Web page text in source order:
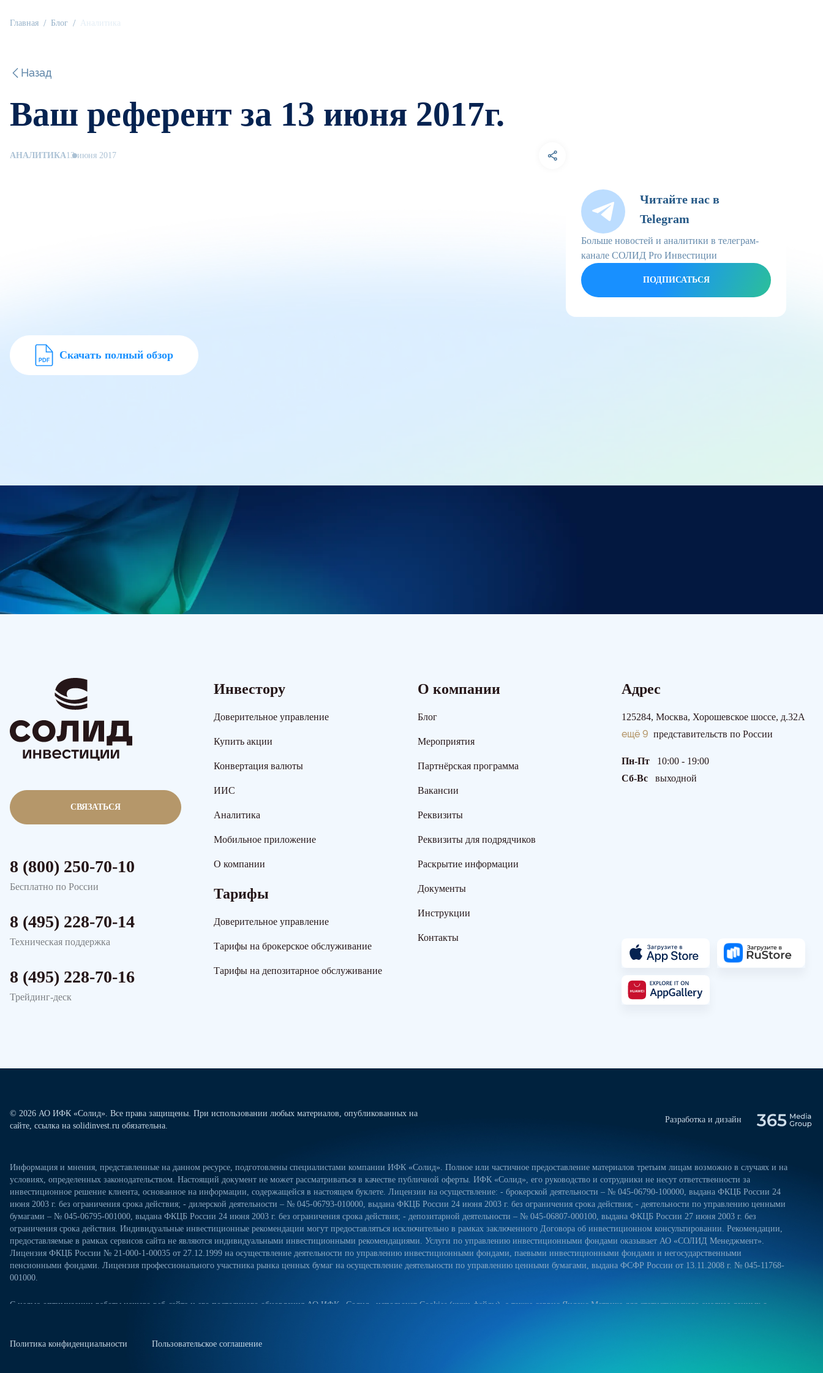
Главная Блог Аналитика
Назад
Ваш референт за 13 июня 2017г.
АНАЛИТИКА13 июня 2017
Читайте нас в
Telegram
Больше новостей и аналитики в телеграм-
канале СОЛИД Pro Инвестиции
ПОДПИСАТЬСЯ
Скачать полный обзор
СВЯЗАТЬСЯ
8 (800) 250-70-10
Бесплатно по России
8 (495) 228-70-14
Техническая поддержка
8 (495) 228-70-16
Трейдинг-деск
Инвестору
Доверительное управление
Купить акции
Конвертация валюты
ИИС
Аналитика
Мобильное приложение
О компании
Тарифы
Доверительное управление
Тарифы на брокерское обслуживание
Тарифы на депозитарное обслуживание
О компании
Блог
Мероприятия
Партнёрская программа
Вакансии
Реквизиты
Реквизиты для подрядчиков
Раскрытие информации
Документы
Инструкции
Контакты
Адрес
125284, Москва, Хорошевское шоссе, д.32А
ещё 9 представительств по России
Пн-Пт
10:00 - 19:00
Сб-Вс
выходной
© 2026 АО ИФК «Солид». Все права защищены. При использовании любых материалов, опубликованных на
сайте, ссылка на solidinvest.ru обязательна.
Разработка и дизайн
Информация и мнения, представленные на данном ресурсе, подготовлены специалистами компании ИФК «Солид». Полное или частичное предоставление материалов третьим лицам возможно в случаях и на
условиях, определенных законодательством. Настоящий документ не может рассматриваться в качестве публичной оферты. ИФК «Солид», его руководство и сотрудники не несут ответственности за
инвестиционное решение клиента, основанное на информации, содержащейся в настоящем буклете. Лицензии на осуществление: - брокерской деятельности – № 045-06790-100000, выдана ФКЦБ России 24
июня 2003 г. без ограничения срока действия; - дилерской деятельности – № 045-06793-010000, выдана ФКЦБ России 24 июня 2003 г. без ограничения срока действия; - деятельности по управлению ценными
бумагами – № 045-06795-001000, выдана ФКЦБ России 24 июня 2003 г. без ограничения срока действия; - депозитарной деятельности – № 045-06807-000100, выдана ФКЦБ России 27 июня 2003 г. без
ограничения срока действия. Индивидуальные инвестиционные рекомендации могут предоставляться исключительно в рамках заключенного Договора об инвестиционном консультировании. Рекомендации,
предоставляемые в рамках сервисов сайта не являются индивидуальными инвестиционными рекомендациями. Услуги по управлению инвестиционными фондами оказывает АО «СОЛИД Менеджмент».
Лицензия ФКЦБ России № 21-000-1-00035 от 27.12.1999 на осуществление деятельности по управлению инвестиционными фондами, паевыми инвестиционными фондами и негосударственными
пенсионными фондами. Лицензия профессионального участника рынка ценных бумаг на осуществление деятельности по управлению ценными бумагами, выдана ФСФР России от 13.11.2008 г. № 045-11768-
001000.
С целью оптимизации работы нашего веб-сайта и его постоянного обновления АО ИФК «Солид» использует Cookies (куки-файлы), а также сервис Яндекс.Метрика для статистического анализа данных о
сайте. Куки-файлы — это небольшие файлы, которые сохраняются на жестком диске вашего устройства. Они облегчают навигацию и делают посещение сайта более удобным. Если вы не хотите использовать
Политика конфиденциальности Пользовательское соглашение